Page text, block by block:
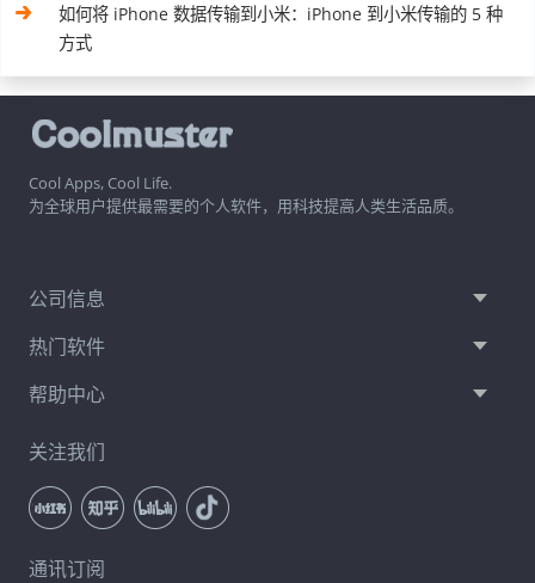
如何将 iPhone 数据传输到小米：iPhone 到小米传输的 5 种
方式
Cool Apps, Cool Life.
为全球用户提供最需要的个人软件，用科技提高人类生活品质。
公司信息
热门软件
帮助中心
关注我们
通讯订阅